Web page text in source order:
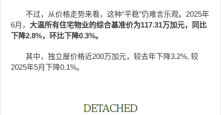
不过，从价格走势来看，这种“平稳”仍难言乐观。2025年
6月， 大温所有住宅物业的综合基准价为117.31万加元，同比
下降2.8%，环比下降0.3%。
其中，独立屋价格近200万加元，较去年下降3.2%, 较
2025年5月下降0.1%。